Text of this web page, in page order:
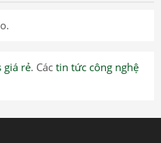
giá rẻ. Các tin tức công nghệ